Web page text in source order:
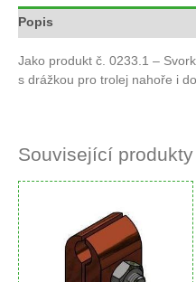
Popis
Jako produkt č. 0233.1 –
s drážkou pro trolej nahoře i
Související produkty
Svorka
proudová
pro
lano
a